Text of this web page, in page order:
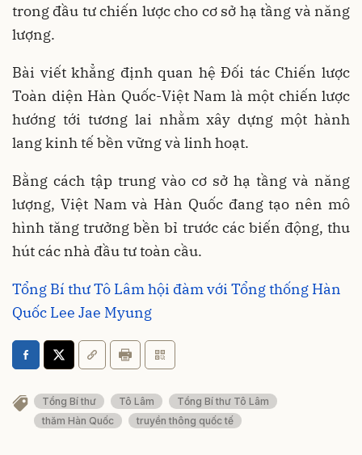
trong đầu tư chiến lược cho cơ sở hạ tầng và năng
lượng.
Bài viết khẳng định quan hệ Đối tác Chiến lược
Toàn diện Hàn Quốc-Việt Nam là một chiến lược
hướng tới tương lai nhằm xây dựng một hành
lang kinh tế bền vững và linh hoạt.
Bằng cách tập trung vào cơ sở hạ tầng và năng
lượng, Việt Nam và Hàn Quốc đang tạo nên mô
hình tăng trưởng bền bỉ trước các biến động, thu
hút các nhà đầu tư toàn cầu.
Tổng Bí thư Tô Lâm hội đàm với Tổng thống Hàn
Quốc Lee Jae Myung
Tổng Bí thư Tô Lâm
Tổng Bí thư Tô Lâm
thăm Hàn Quốc
truyền thông quốc tế